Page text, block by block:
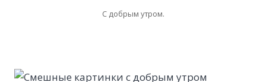
С добрым утром.